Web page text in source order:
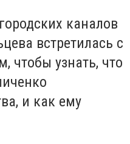
каналов
встретилась с
чтобы узнать, что
и как ему